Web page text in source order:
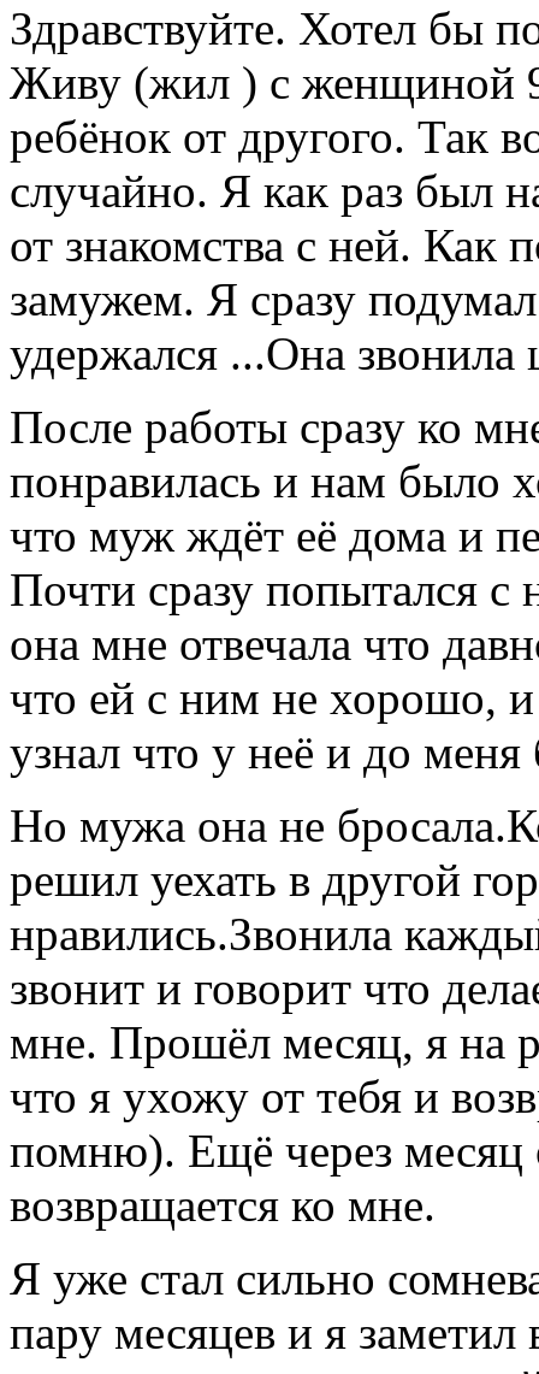
Здравствуйте. Хотел бы
Живу (жил ) с женщиной
ребёнок от другого. Так
случайно. Я как раз был
от знакомства с ней. Как
замужем. Я сразу
удержался ...Она звонила
После работы сразу ко
понравилась и нам было
что муж ждёт её дома и
Почти сразу попытался с
она мне отвечала что
что ей с ним не хорошо,
узнал что у неё и до
Но мужа она не
решил уехать в другой
нравились.Звонила
звонит и говорит что
мне. Прошёл месяц, я на
что я ухожу от тебя и
помню). Ещё через месяц
возвращается ко мне.
Я уже стал сильно
пару месяцев и я заметил